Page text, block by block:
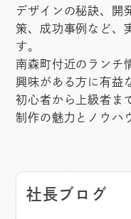
デザインの秘訣、開
策、成功事例など、
す。
南森町付近のランチ
興味がある方に有益
初心者から上級者ま
制作の魅力とノウハ
社長ブログ